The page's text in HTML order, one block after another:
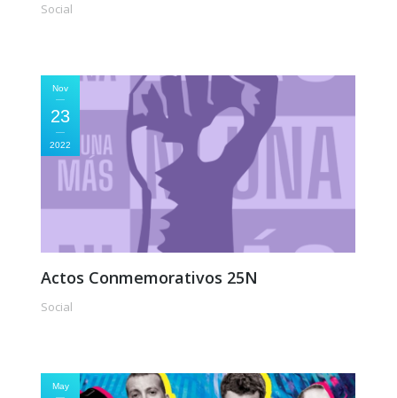
Social
Nov
23
2022
Actos Conmemorativos 25N
Social
May